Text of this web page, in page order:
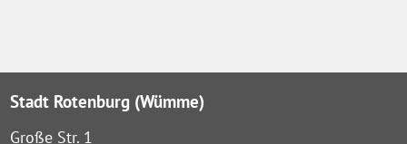
Stadt Rotenburg (Wümme)
Große Str. 1